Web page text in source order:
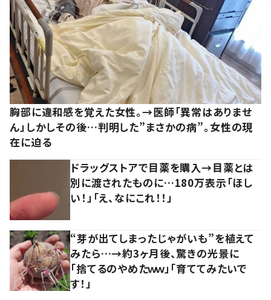
胸部に違和感を覚えた女性。→医師「異常はありませ
ん」しかしその後…判明した”まさかの病”。女性の現
在に迫る
ドラッグストアで目薬を購入→目薬とは
別に渡されたものに…180万表示「ほし
い！」「え、なにこれ！！」
“芽が出てしまったじゃがいも”を植えて
みたら…→約3ヶ月後、驚きの光景に
「捨てるのやめたｗｗ」「育ててみたいで
す！」